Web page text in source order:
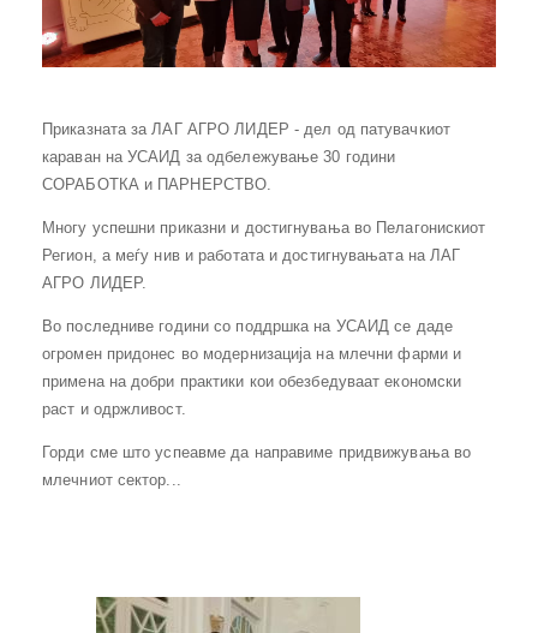
Приказната за ЛАГ АГРО ЛИДЕР - дел од патувачкиот
караван на УСАИД за одбележување 30 години
СОРАБОТКА и ПАРНЕРСТВО.
Многу успешни приказни и достигнувања во Пелагонискиот
Регион, а меѓу нив и работата и достигнувањата на ЛАГ
АГРО ЛИДЕР.
Во последниве години со поддршка на УСАИД се даде
огромен придонес во модернизација на млечни фарми и
примена на добри практики кои обезбедуваат економски
раст и одржливост.
Горди сме што успеавме да направиме придвижувања во
млечниот сектор...